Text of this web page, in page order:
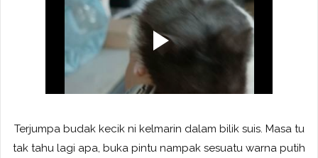
Terjumpa budak kecik ni kelmarin dalam bilik suis. Masa tu
tak tahu lagi apa, buka pintu nampak sesuatu warna putih